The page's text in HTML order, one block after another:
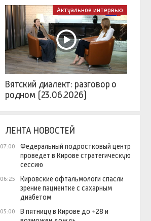
Актуальное интервью
Вятский диалект: разговор о
родном (23.06.2026)
ЛЕНТА НОВОСТЕЙ
07:00
Федеральный подростковый центр
проведет в Кирове стратегическую
сессию
06:25
Кировские офтальмологи спасли
зрение пациентке с сахарным
диабетом
05:00
В пятницу в Кирове до +28 и